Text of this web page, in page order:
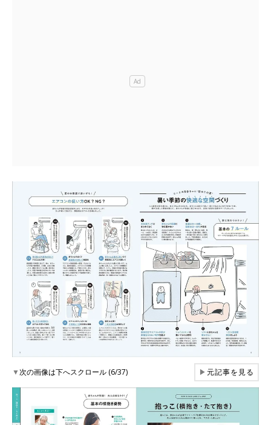
▼次の画像は下へスクロール (6/37) ▶元記事を見る